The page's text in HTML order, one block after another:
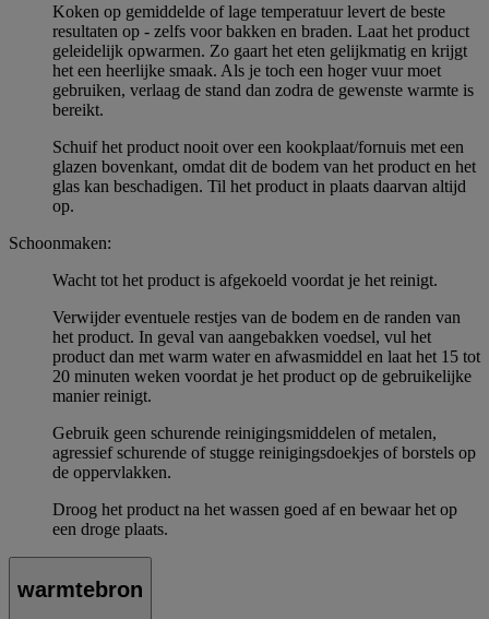
Koken op gemiddelde of lage temperatuur levert de beste
resultaten op - zelfs voor bakken en braden. Laat het product
geleidelijk opwarmen. Zo gaart het eten gelijkmatig en krijgt
het een heerlijke smaak. Als je toch een hoger vuur moet
gebruiken, verlaag de stand dan zodra de gewenste warmte is
bereikt.
Schuif het product nooit over een kookplaat/fornuis met een
glazen bovenkant, omdat dit de bodem van het product en het
glas kan beschadigen. Til het product in plaats daarvan altijd
op.
Schoonmaken:
Wacht tot het product is afgekoeld voordat je het reinigt.
Verwijder eventuele restjes van de bodem en de randen van
het product. In geval van aangebakken voedsel, vul het
product dan met warm water en afwasmiddel en laat het 15 tot
20 minuten weken voordat je het product op de gebruikelijke
manier reinigt.
Gebruik geen schurende reinigingsmiddelen of metalen,
agressief schurende of stugge reinigingsdoekjes of borstels op
de oppervlakken.
Droog het product na het wassen goed af en bewaar het op
een droge plaats.
warmtebron